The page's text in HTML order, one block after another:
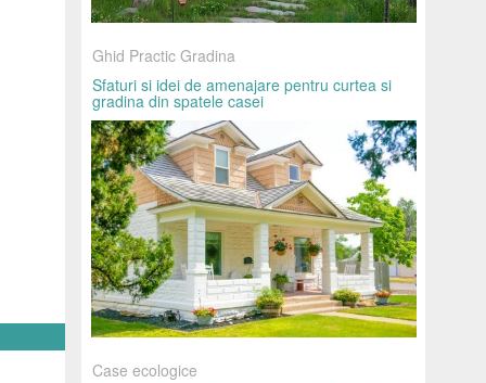
Ghid Practic Gradina
Sfaturi si idei de amenajare pentru curtea si
gradina din spatele casei
Case ecologice